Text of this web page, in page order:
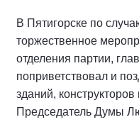
В Пятигорске по
торжественное
отделения партии,
поприветствовал и
зданий,
Председатель Думы